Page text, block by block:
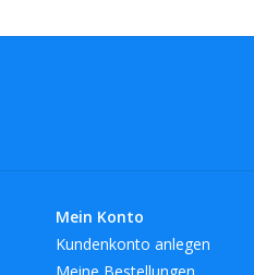
Mein Konto
Kundenkonto anlegen